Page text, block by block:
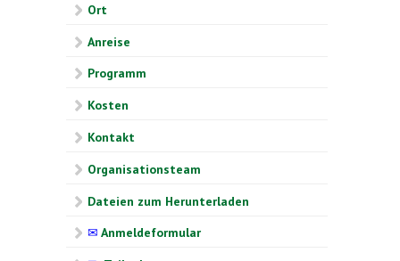
Ort
Anreise
Programm
Kosten
Kontakt
Organisationsteam
Dateien zum Herunterladen
✉ Anmeldeformular